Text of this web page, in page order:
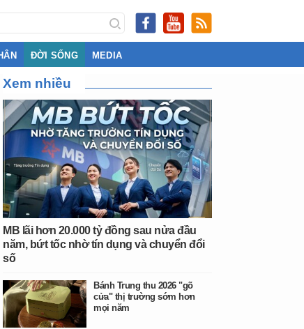
ĐỜI SỐNG MEDIA
Xem nhiều
MB lãi hơn 20.000 tỷ đồng sau nửa đầu
năm, bứt tốc nhờ tín dụng và chuyển đổi
số
Bánh Trung thu 2026 "gõ
cửa" thị trường sớm hơn
mọi năm